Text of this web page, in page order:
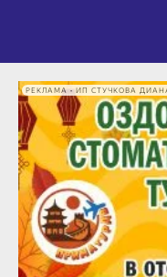
РЕКЛАМА • ИП СТУЧКОВА